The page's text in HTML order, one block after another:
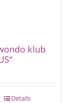
klub
Details